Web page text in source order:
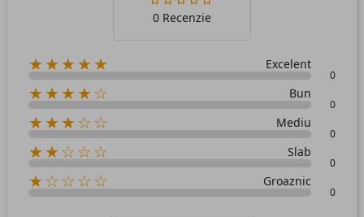
0 Recenzie
★★★★★ Excelent
0
★★★★☆ Bun
0
★★★☆☆ Mediu
0
★★☆☆☆ Slab
0
★☆☆☆☆ Groaznic
0